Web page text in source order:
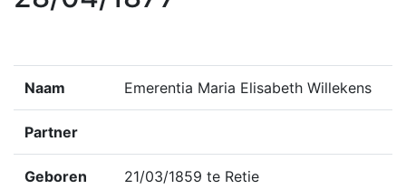
Naam Emerentia Maria Elisabeth Willekens
Partner
Geboren 21/03/1859 te Retie